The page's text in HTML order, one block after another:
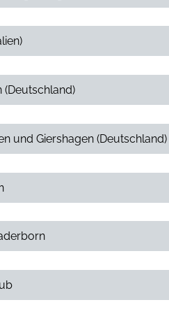
(Deutschland)
und Giershagen (Deutschland)